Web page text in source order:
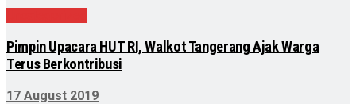
Pimpin Upacara HUT RI, Walkot Tangerang Ajak Warga
Terus Berkontribusi
17 August 2019